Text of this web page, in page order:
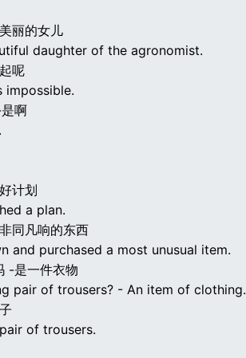
丽的女儿
daughter of the agronomist.
呢
impossible.
啊
计划
a plan.
同凡响的东西
and purchased a most unusual item.
-是一件衣物
pair of trousers? - An item of clothing.
of trousers.